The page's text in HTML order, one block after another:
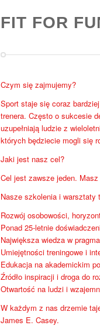
FIT FOR
Czym się zajmujemy?
Sport staje się coraz
trenera. Często o sukcesie
uzupełniają ludzie z
których będziecie mogli się
Jaki jest nasz cel?
Cel jest zawsze jeden.
Nasze szkolenia i warsztaty
Rozwój osobowości,
Ponad 25-letnie
Największa wiedza w
Umiejętności treningowe i
Edukacja na akademickim
Źródło inspiracji i droga do
Otwartość na ludzi i
W każdym z nas drzemie
James E. Casey.